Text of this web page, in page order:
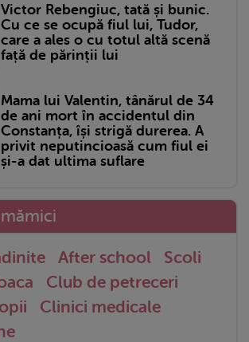
Victor Rebengiuc, tată și bunic.
Cu ce se ocupă fiul lui, Tudor,
care a ales o cu totul altă scenă
față de părinții lui
Mama lui Valentin, tânărul de 34
de ani mort în accidentul din
Constanța, își strigă durerea. A
privit neputincioasă cum fiul ei
și-a dat ultima suflare
After school
Scoli
Club de petreceri
Clinici medicale